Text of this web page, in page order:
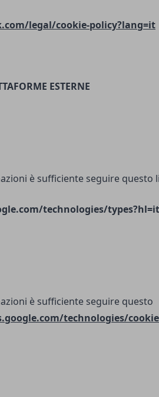
legal/cookie-policy?lang=it
ESTERNE
è sufficiente seguire questo
technologies/types?hl=it
è sufficiente seguire questo
technologies/